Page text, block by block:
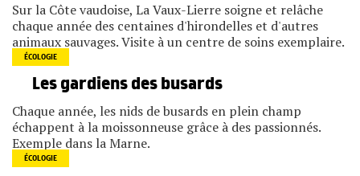
Sur la Côte vaudoise, La Vaux-Lierre soigne et relâche
chaque année des centaines d'hirondelles et d'autres
animaux sauvages. Visite à un centre de soins exemplaire.
ÉCOLOGIE
Les gardiens des busards
Chaque année, les nids de busards en plein champ
échappent à la moissonneuse grâce à des passionnés.
Exemple dans la Marne.
ÉCOLOGIE